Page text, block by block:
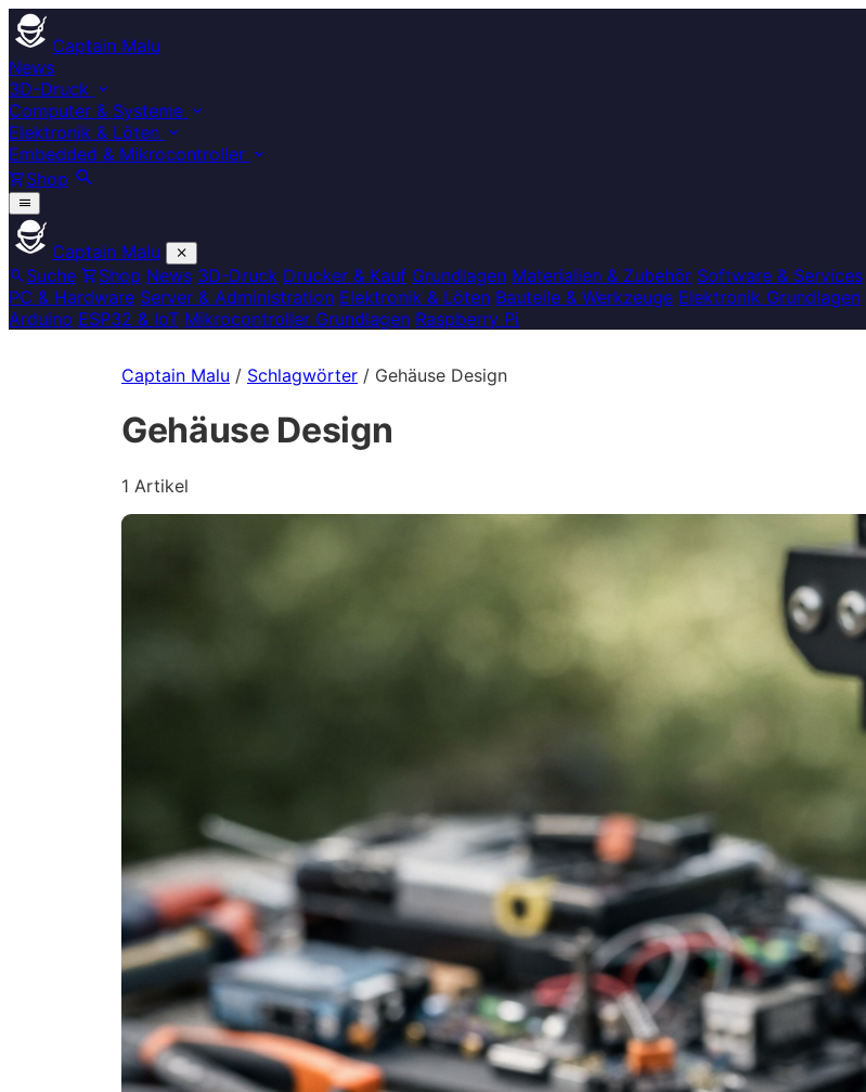
Captain Malu
News
3D-Druck
Computer & Systeme
Elektronik & Löten
Embedded & Mikrocontroller
Shop
Captain Malu
Suche
Shop News 3D-Druck Drucker & Kauf Grundlagen Materialien & Zubehör Software & Services
PC & Hardware Server & Administration Elektronik & Löten Bauteile & Werkzeuge Elektronik Grundlagen
Arduino ESP32 & IoT Mikrocontroller Grundlagen Raspberry Pi
Captain Malu / Schlagwörter / Gehäuse Design
Gehäuse Design
1 Artikel